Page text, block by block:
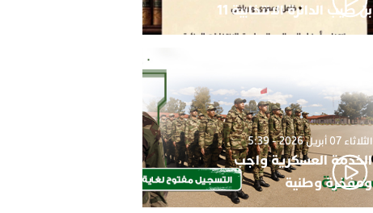
بن طيب الدائرة الانتخابية 11
الثلاثاء 07 أبريل 2026 - 5:39
الخدمة العسكرية واجب
ومفخرة وطنية